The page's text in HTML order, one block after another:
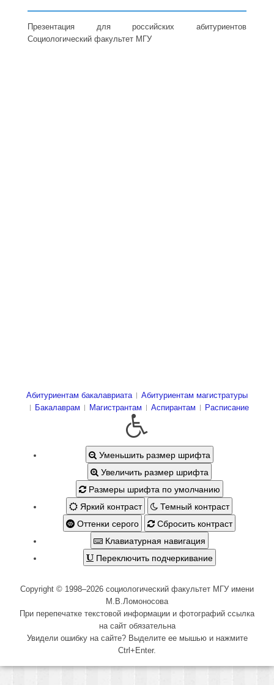
Презентация для российских абитуриентов
Социологический факультет МГУ
Абитуриентам бакалавриата
Абитуриентам магистратуры
Бакалаврам
Магистрантам Аспирантам Расписание
Уменьшить размер шрифта
Увеличить размер шрифта
Размеры шрифта по умолчанию
Яркий контраст
Темный контраст
Оттенки серого
Сбросить контраст
Клавиатурная навигация
Переключить подчеркивание
Copyright © 1998–2026 социологический факультет МГУ имени
М.В.Ломоносова
При перепечатке текстовой информации и фотографий ссылка
на сайт обязательна
Увидели ошибку на сайте? Выделите ее мышью и нажмите
Ctrl+Enter.